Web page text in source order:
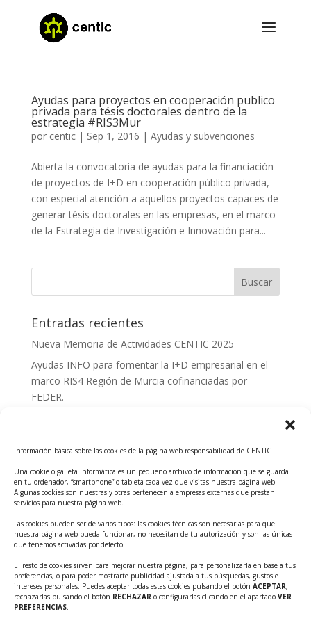
Información básica sobre las cookies de la página web responsabilidad de CENTIC
Una cookie o galleta informática es un pequeño archivo de información que se guarda
en tu ordenador, “smartphone” o tableta cada vez que visitas nuestra página web.
Algunas cookies son nuestras y otras pertenecen a empresas externas que prestan
servicios para nuestra página web.
Las cookies pueden ser de varios tipos: las cookies técnicas son necesarias para que
nuestra página web pueda funcionar, no necesitan de tu autorización y son las únicas
que tenemos activadas por defecto.
El resto de cookies sirven para mejorar nuestra página, para personalizarla en base a tus
preferencias, o para poder mostrarte publicidad ajustada a tus búsquedas, gustos e
intereses personales. Puedes aceptar todas estas cookies pulsando el botón ACEPTAR,
rechazarlas pulsando el botón RECHAZAR o configurarlas clicando en el apartado VER
PREFERENCIAS.
Ayudas para proyectos en cooperación publico
privada para tésis doctorales dentro de la
estrategia #RIS3Mur
por centic| Sep 1, 2016 | Ayudas y subvenciones
Abierta la convocatoria de ayudas para la financiación
de proyectos de I+D en cooperación público privada,
con especial atención a aquellos proyectos capaces de
generar tésis doctorales en las empresas, en el marco
de la Estrategia de Investigación e Innovación para...
Entradas recientes
Nueva Memoria de Actividades CENTIC 2025
Ayudas INFO para fomentar la I+D empresarial en el
marco RIS4 Región de Murcia cofinanciadas por
FEDER.
Tecnológicos 2ª ed.
Ayudas INFO para el apoyo a las empresas
innovadoras con potencial tecnológico y escalables
Convocatoria Cheque de Innovación. Ayudas INFO
para la contratación de servicios de Innovación y
Competitividad
Cheque Inversión del INFO. Ayudas para la
contratación de servicios de Innovación y
Competitividad para apoyar rondas de financiación.